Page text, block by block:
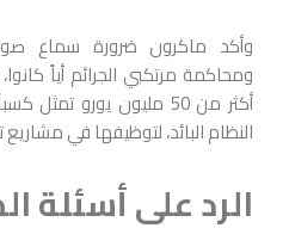
وأكد ماكرون ضرورة سماع
ومحاكمة مرتكبي الجرائم أياً
أكثر من 50 مليون يورو
النظام البائد، لتوظيفها في
الرد على أسئلة